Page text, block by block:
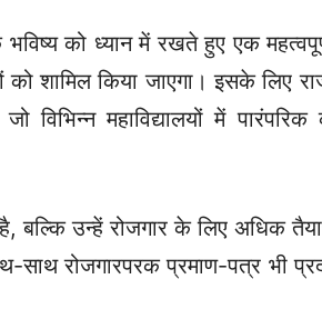
को ध्यान में रखते हुए एक
शामिल किया जाएगा। इसके लिए
महाविद्यालयों में पारंपरिक
बल्कि उन्हें रोजगार के लिए अधिक
साथ रोजगारपरक प्रमाण-पत्र भी